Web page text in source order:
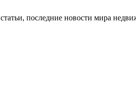
статьи, последние новости мира